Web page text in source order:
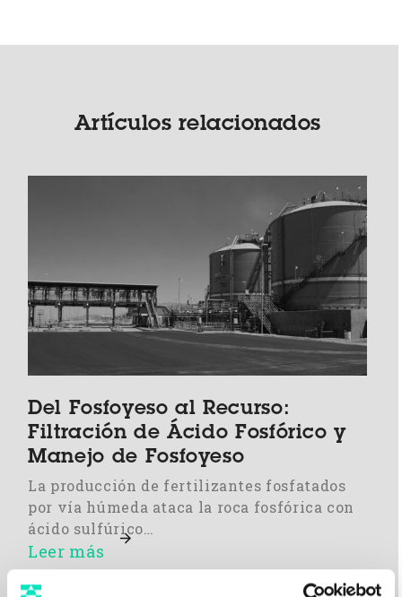
Artículos relacionados
Del Fosfoyeso al Recurso:
Filtración de Ácido Fosfórico y
Manejo de Fosfoyeso
La producción de fertilizantes fosfatados
por vía húmeda ataca la roca fosfórica con
ácido sulfúrico…
Leer más